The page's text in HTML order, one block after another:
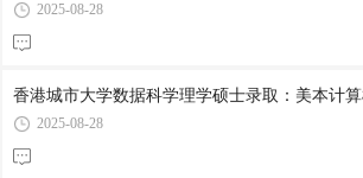
2025-08-28
香港城市大学数据科学理学硕士录取：美本计
2025-08-28